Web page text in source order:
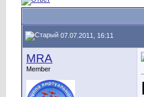
07.07.2011, 16:11
MRA
Member